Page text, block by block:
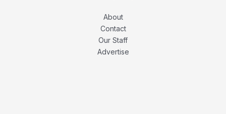
About
Contact
Our Staff
Advertise